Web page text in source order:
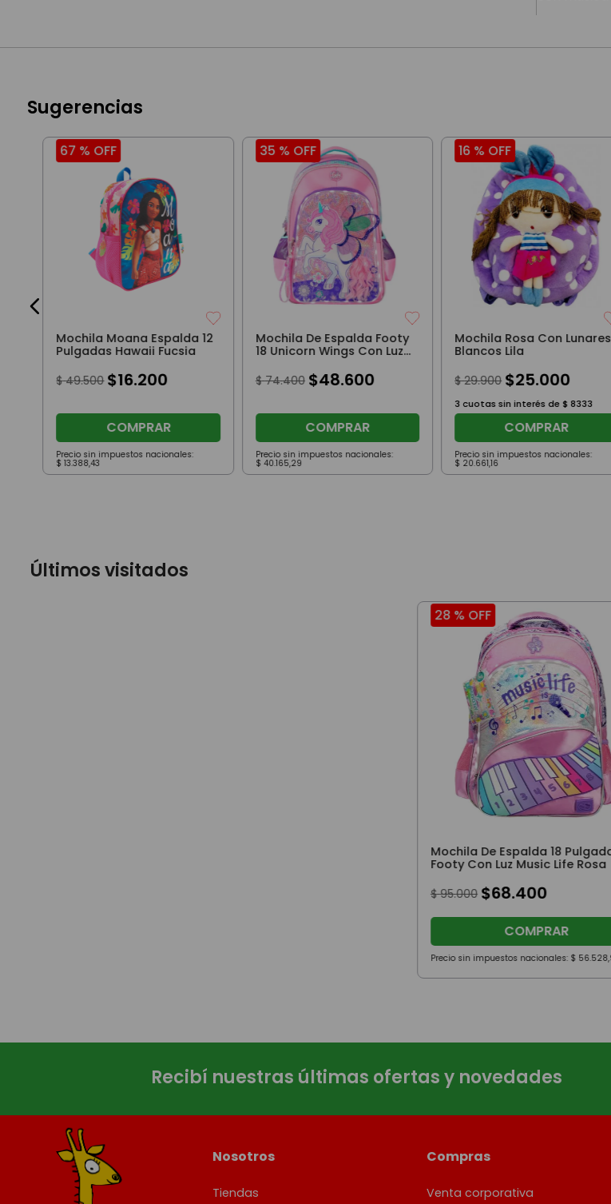
Sugerencias
67 % OFF
Mochila Moana Espalda 12
Pulgadas Hawaii Fucsia
$ 49.500 $16.200
COMPRAR
Precio sin impuestos nacionales:
$ 13.388,43
35 % OFF
Mochila De Espalda Footy
18 Unicorn Wings Con Luz
$ 74.400 $48.600
COMPRAR
Precio sin impuestos nacionales:
$ 40.165,29
16 % OFF
Mochila Rosa Con Lunares
Blancos Lila
$ 29.900 $25.000
3 cuotas sin interés de $ 8333
COMPRAR
Precio sin impuestos nacionales:
$ 20.661,16
Últimos visitados
28 %OFF
Mochila De Espalda 18
Footy Con Luz Music Life Rosa
$ 95.000 $68.400
COMPRAR
Precio sin impuestos nacionales: $ 56.528,
Recibí nuestras últimas ofertas y novedades
Nosotros
Tiendas
Compras
Venta corporativa